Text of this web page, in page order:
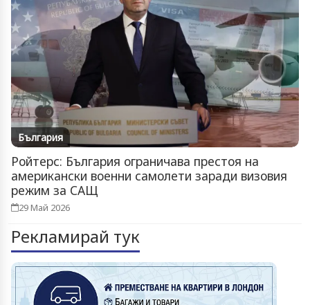
България
Ройтерс: България ограничава престоя на
американски военни самолети заради визовия
режим за САЩ
29 Май 2026
Рекламирай тук